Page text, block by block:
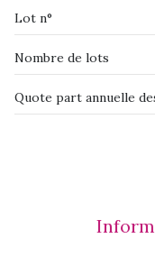
Lot n°
Nombre de lots
Quote part annuelle